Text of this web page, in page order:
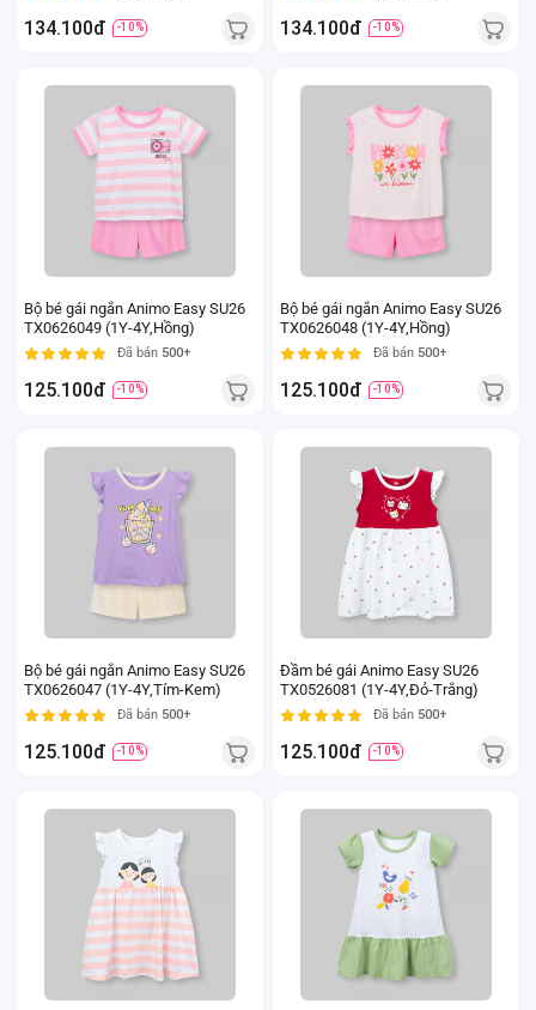
134.100đ -10% 134.100đ -10%
Bộ bé gái ngắn Animo Easy SU26
TX0626049 (1Y-4Y,Hồng)
Đã bán 500+
125.100đ -10%
Bộ bé gái ngắn Animo Easy SU26
TX0626048 (1Y-4Y,Hồng)
Đã bán 500+
125.100đ -10%
Bộ bé gái ngắn Animo Easy SU26
TX0626047 (1Y-4Y,Tím-Kem)
Đã bán 500+
125.100đ -10%
Đầm bé gái Animo Easy SU26
TX0526081 (1Y-4Y,Đỏ-Trắng)
Đã bán 500+
125.100đ -10%